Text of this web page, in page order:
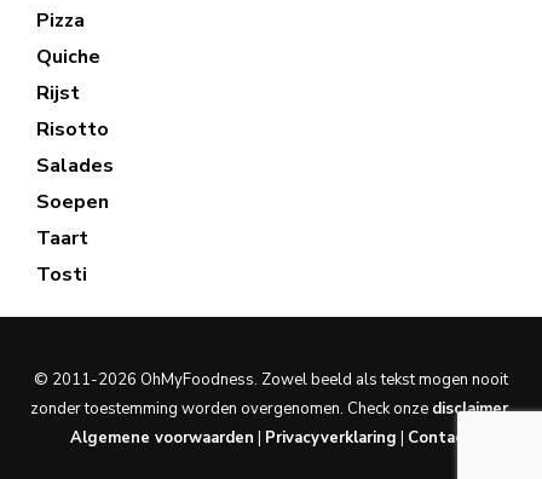
Pizza
Quiche
Rijst
Risotto
Salades
Soepen
Taart
Tosti
© 2011-2026 OhMyFoodness. Zowel beeld als tekst mogen nooit
zonder toestemming worden overgenomen. Check onze disclaimer.
Algemene voorwaarden | Privacyverklaring | Contact